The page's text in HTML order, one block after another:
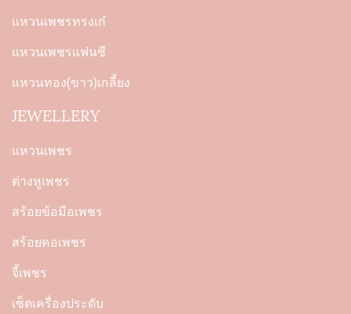
แหวนเพชรทรงเก๋
แหวนเพชรแฟนซี
แหวนทอง(ขาว)เกลี้ยง
JEWELLERY
แหวนเพชร
ต่างหูเพชร
สร้อยข้อมือเพชร
สร้อยคอเพชร
จี้เพชร
เซ็ตเครื่องประดับ